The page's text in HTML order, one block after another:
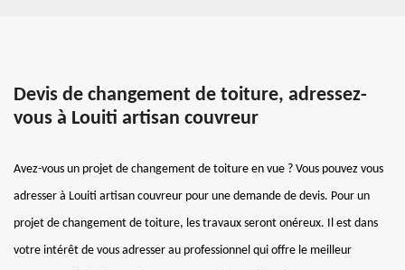
Devis de changement de toiture, adressez-
vous à Louiti artisan couvreur
Avez-vous un projet de changement de toiture en vue ? Vous pouvez vous
adresser à Louiti artisan couvreur pour une demande de devis. Pour un
projet de changement de toiture, les travaux seront onéreux. Il est dans
votre intérêt de vous adresser au professionnel qui offre le meilleur